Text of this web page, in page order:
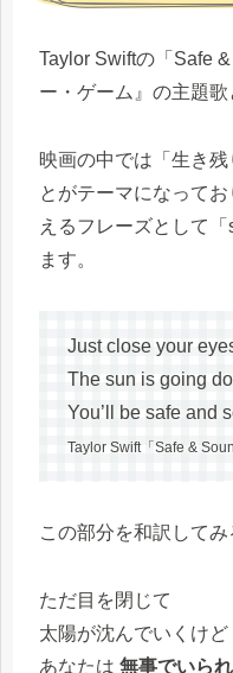
Taylor Swiftの「Safe
ー・ゲーム』の主題歌
映画の中では「生き
とがテーマになって
えるフレーズとして
ます。
Just close your
The sun is going
You’ll be safe and
Taylor Swift「Safe &
この部分を和訳してみ
ただ目を閉じて
太陽が沈んでいくけど
あなたは 無事でいら